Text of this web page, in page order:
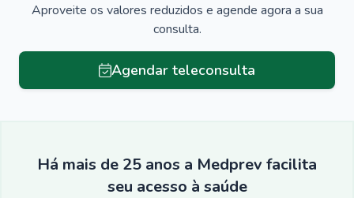
Aproveite os valores reduzidos e agende agora a sua
consulta.
Agendar teleconsulta
Há mais de 25 anos a Medprev facilita
seu acesso à saúde